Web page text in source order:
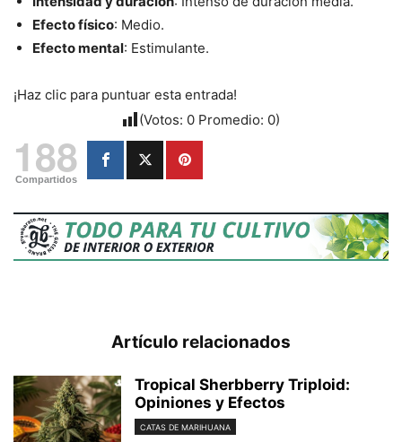
Efecto físico: Medio.
Efecto mental: Estimulante.
¡Haz clic para puntuar esta entrada!
(Votos: 0 Promedio: 0)
188
Compartidos
Artículo relacionados
Tropical Sherbberry Triploid:
Opiniones y Efectos
CATAS DE MARIHUANA